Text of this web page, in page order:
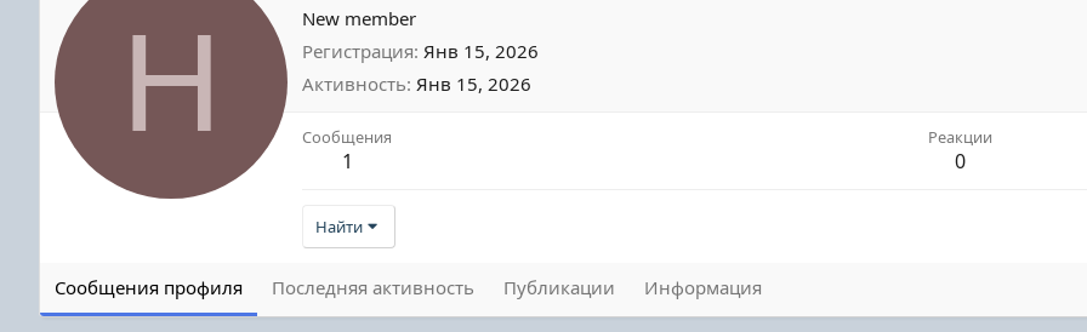
H
New member
Регистрация Янв 15, 2026
Активность Янв 15, 2026
Сообщения
1
Реакции
0
Найти
Сообщения профиля Последняя активность Публикации Информация